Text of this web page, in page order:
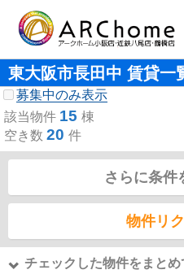
東大阪市長田中 賃貸一
募集中のみ表示
該当物件 15 棟
空き数 20 件
さらに条件
物件リ
チェックした物件をまとめ